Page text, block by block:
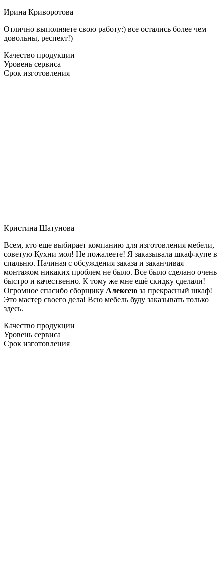
Ирина Криворотова
Отлично выполняете свою работу:) все остались более чем
довольны, респект!)
Качество продукции
Уровень сервиса
Срок изготовления
Кристина Шатунова
Всем, кто еще выбирает компанию для изготовления мебели,
советую Кухни мол! Не пожалеете! Я заказывала шкаф-купе в
спальню. Начиная с обсуждения заказа и заканчивая
монтажом никаких проблем не было. Все было сделано очень
быстро и качественно. К тому же мне ещё скидку сделали!
Огромное спасибо сборщику Алексею за прекрасный шкаф!
Это мастер своего дела! Всю мебель буду заказывать только
здесь.
Качество продукции
Уровень сервиса
Срок изготовления